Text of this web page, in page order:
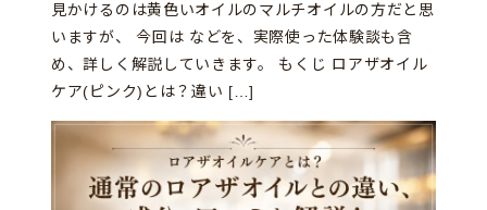
見かけるのは黄色いオイルのマルチオイルの方だと思
いますが、 今回は などを、実際使った体験談も含
め、詳しく解説していきます。 もくじ ロアザオイル
ケア(ピンク)とは？違い […]